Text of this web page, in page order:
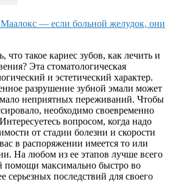
Маалокс — если больной желудок, они
что такое кариес зубов, как лечить и
Эта стоматологическая
и эстетический характер.
разрушение зубной эмали может
неприятных переживаний. Чтобы
необходимо своевременно
вопросом, когда надо
от стадии болезни и скорости
в распоряжении имеется то или
На любом из ее этапов лучше всего
помощи максимально быстро во
серьезных последствий для своего